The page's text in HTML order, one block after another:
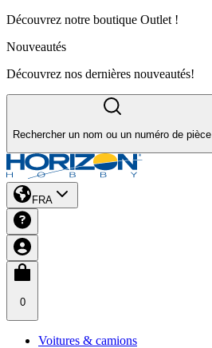
Découvrez notre boutique Outlet !
Nouveautés
Découvrez nos dernières nouveautés!
Rechercher un nom ou un numéro de pièce
FRA
0
Voitures & camions